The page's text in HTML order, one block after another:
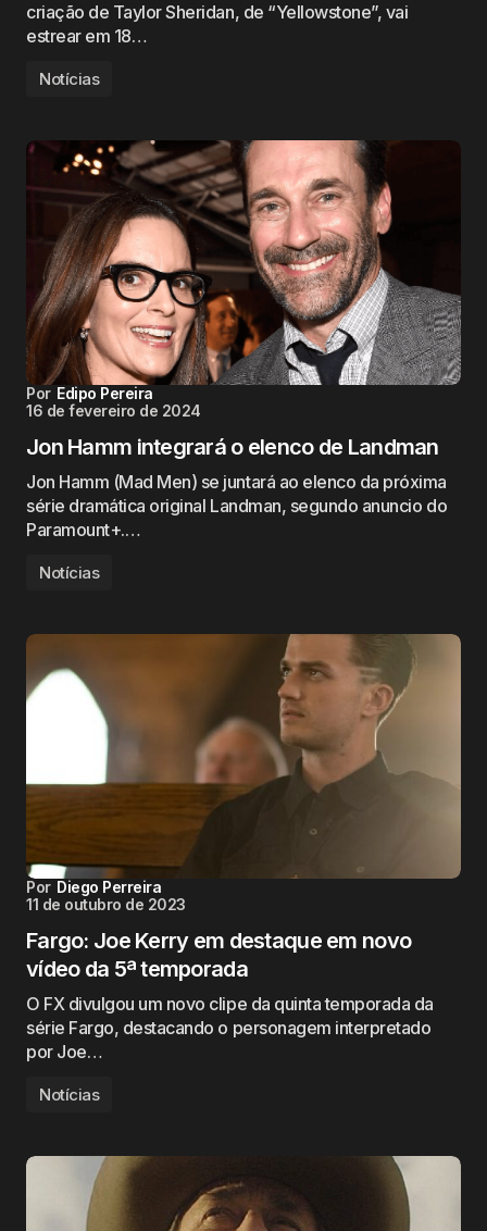
criação de Taylor Sheridan, de “Yellowstone”, vai
estrear em 18…
Notícias
Por Edipo Pereira
16 de fevereiro de 2024
Jon Hamm integrará o elenco de Landman
Jon Hamm (Mad Men) se juntará ao elenco da próxima
série dramática original Landman, segundo anuncio do
Paramount+.…
Notícias
Por Diego Perreira
11 de outubro de 2023
Fargo: Joe Kerry em destaque em novo
vídeo da 5ª temporada
O FX divulgou um novo clipe da quinta temporada da
série Fargo, destacando o personagem interpretado
por Joe…
Notícias